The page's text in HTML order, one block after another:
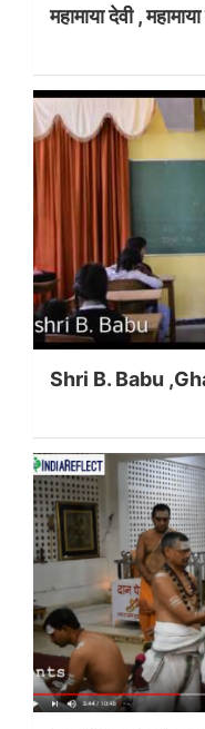
महामाया देवी ,
Shri B. Babu